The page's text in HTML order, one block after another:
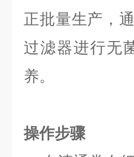
正批量生产，
过滤器进行无
养。
操作步骤